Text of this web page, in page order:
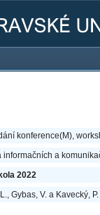
konference(M),
informačních a
2022
Gybas, V. a Kavecký,